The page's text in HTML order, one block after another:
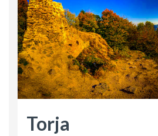
Torja